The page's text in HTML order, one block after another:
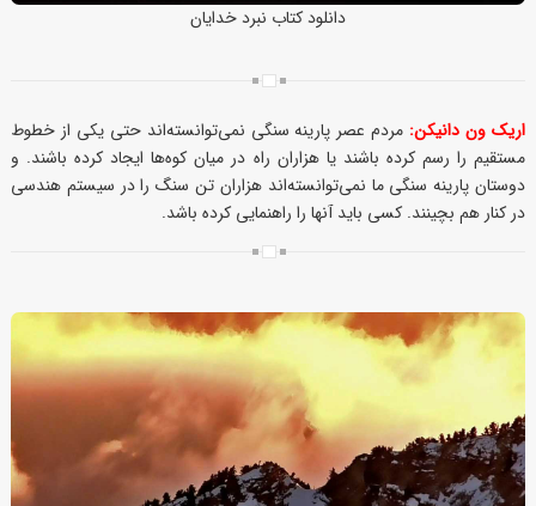
دانلود کتاب نبرد خدایان
اریک ون دانیکن: مردم عصر پارینه سنگی نمی‌توانسته‌اند حتی یکی از خطوط
مستقیم را رسم کرده باشند یا هزاران راه در میان کوه‌ها ایجاد کرده باشند. و
دوستان پارینه سنگی ما نمی‌توانسته‌اند هزاران تن سنگ را در سیستم هندسی
در کنار هم بچینند. کسی باید آنها را راهنمایی کرده باشد.